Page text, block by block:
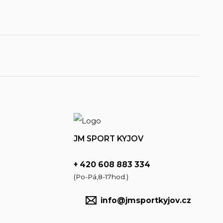
JM SPORT KYJOV
+ 420 608 883 334
(Po-Pá,8-17hod.)
info@jmsportkyjov.cz